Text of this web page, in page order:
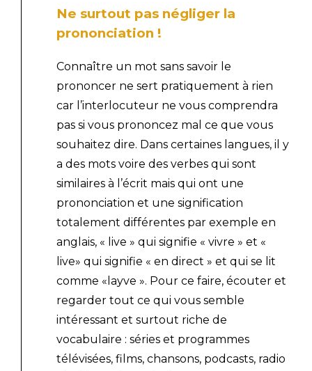
Ne surtout pas négliger la
prononciation !
Connaître un mot sans savoir le
prononcer ne sert pratiquement à rien
car l’interlocuteur ne vous comprendra
pas si vous prononcez mal ce que vous
souhaitez dire. Dans certaines langues, il y
a des mots voire des verbes qui sont
similaires à l’écrit mais qui ont une
prononciation et une signification
totalement différentes par exemple en
anglais, « live » qui signifie « vivre » et «
live» qui signifie « en direct » et qui se lit
comme «layve ». Pour ce faire, écouter et
regarder tout ce qui vous semble
intéressant et surtout riche de
vocabulaire : séries et programmes
télévisées, films, chansons, podcasts, radio